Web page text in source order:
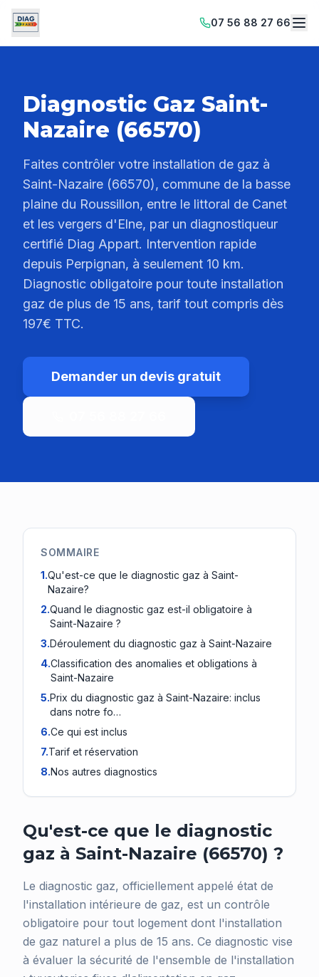
07 56 88 27 66
Diagnostic Gaz Saint-
Nazaire (66570)
Faites contrôler votre installation de gaz à
Saint-Nazaire (66570), commune de la basse
plaine du Roussillon, entre le littoral de Canet
et les vergers d'Elne, par un diagnostiqueur
certifié Diag Appart. Intervention rapide
depuis Perpignan, à seulement 10 km.
Diagnostic obligatoire pour toute installation
gaz de plus de 15 ans, tarif tout compris dès
197€ TTC.
Demander un devis gratuit
SOMMAIRE
1.Qu'est-ce que le diagnostic gaz à Saint-
Nazaire?
2.Quand le diagnostic gaz est-il obligatoire à
Saint-Nazaire ?
3.Déroulement du diagnostic gaz à Saint-Nazaire
4.Classification des anomalies et obligations à
Saint-Nazaire
5.Prix du diagnostic gaz à Saint-Nazaire: inclus
dans notre fo…
6.Ce qui est inclus
7.Tarif et réservation
8.Nos autres diagnostics
Qu'est-ce que le diagnostic
gaz à Saint-Nazaire (66570) ?
Le diagnostic gaz, officiellement appelé état de
l'installation intérieure de gaz, est un contrôle
obligatoire pour tout logement dont l'installation
de gaz naturel a plus de 15 ans. Ce diagnostic vise
à évaluer la sécurité de l'ensemble de l'installation